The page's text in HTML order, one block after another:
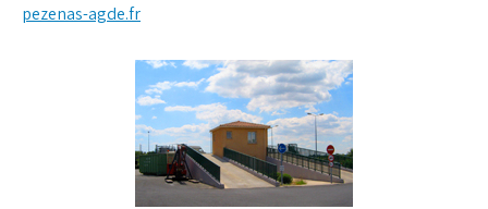
pezenas-agde.fr